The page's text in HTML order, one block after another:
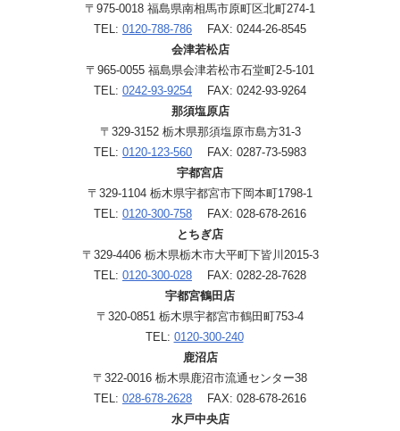
〒975-0018 福島県南相馬市原町区北町274-1
TEL: 0120-788-786 FAX: 0244-26-8545
会津若松店
〒965-0055 福島県会津若松市石堂町2-5-101
TEL: 0242-93-9254 FAX: 0242-93-9264
那須塩原店
〒329-3152 栃木県那須塩原市島方31-3
TEL: 0120-123-560 FAX: 0287-73-5983
宇都宮店
〒329-1104 栃木県宇都宮市下岡本町1798-1
TEL: 0120-300-758 FAX: 028-678-2616
とちぎ店
〒329-4406 栃木県栃木市大平町下皆川2015-3
TEL: 0120-300-028 FAX: 0282-28-7628
宇都宮鶴田店
〒320-0851 栃木県宇都宮市鶴田町753-4
TEL: 0120-300-240
鹿沼店
〒322-0016 栃木県鹿沼市流通センター38
TEL: 028-678-2628 FAX: 028-678-2616
水戸中央店